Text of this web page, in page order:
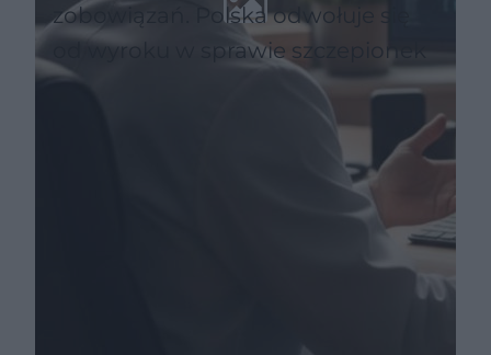
zobowiązań. Polska odwołuje się
od wyroku w sprawie szczepionek